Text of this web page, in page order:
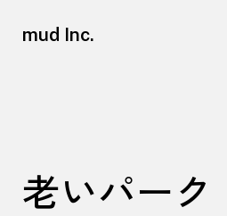
mud Inc.
老いパーク